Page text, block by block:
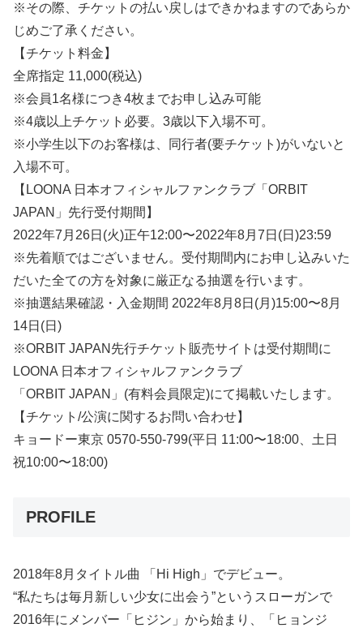
※その際、チケットの払い戻しはできかねますのであらか
じめご了承ください。
【チケット料金】
全席指定 11,000(税込)
※会員1名様につき4枚までお申し込み可能
※4歳以上チケット必要。3歳以下入場不可。
※小学生以下のお客様は、同行者(要チケット)がいないと
入場不可。
【LOONA 日本オフィシャルファンクラブ「ORBIT
JAPAN」先行受付期間】
2022年7月26日(火)正午12:00〜2022年8月7日(日)23:59
※先着順ではございません。受付期間内にお申し込みいた
だいた全ての方を対象に厳正なる抽選を行います。
※抽選結果確認・入金期間 2022年8月8日(月)15:00〜8月
14日(日)
※ORBIT JAPAN先行チケット販売サイトは受付期間に
LOONA 日本オフィシャルファンクラブ
「ORBIT JAPAN」(有料会員限定)にて掲載いたします。
【チケット/公演に関するお問い合わせ】
キョードー東京 0570-550-799(平日 11:00〜18:00、土日
祝10:00〜18:00)
PROFILE
2018年8月タイトル曲 「Hi High」でデビュー。
“私たちは毎月新しい少女に出会う”というスローガンで
2016年にメンバー「ヒジン」から始まり、「ヒョンジ